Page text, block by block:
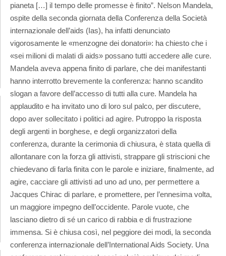
pianeta […] il tempo delle promesse è finito”. Nelson Mandela,
ospite della seconda giornata della Conferenza della Società
internazionale dell’aids (Ias), ha infatti denunciato
vigorosamente le «menzogne dei donatori»: ha chiesto che i
«sei milioni di malati di aids» possano tutti accedere alle cure.
Mandela aveva appena finito di parlare, che dei manifestanti
hanno interrotto brevemente la conferenza: hanno scandito
slogan a favore dell’accesso di tutti alla cure. Mandela ha
applaudito e ha invitato uno di loro sul palco, per discutere,
dopo aver sollecitato i politici ad agire. Putroppo la risposta
degli argenti in borghese, e degli organizzatori della
conferenza, durante la cerimonia di chiusura, è stata quella di
allontanare con la forza gli attivisti, strappare gli striscioni che
chiedevano di farla finita con le parole e iniziare, finalmente, ad
agire, cacciare gli attivisti ad uno ad uno, per permettere a
Jacques Chirac di parlare, e promettere, per l’ennesima volta,
un maggiore impegno dell’occidente. Parole vuote, che
lasciano dietro di sé un carico di rabbia e di frustrazione
immensa. Si è chiusa così, nel peggiore dei modi, la seconda
conferenza internazionale dell’International Aids Society. Una